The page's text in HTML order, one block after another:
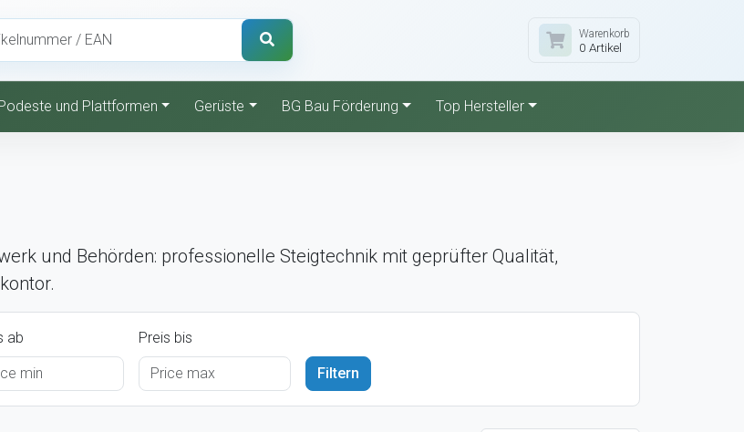
Warenkorb
0 Artikel
und Plattformen Gerüste BG Bau Förderung Top Hersteller
und Behörden: professionelle Steigtechnik mit geprüfter Qualität,
ab Preis bis